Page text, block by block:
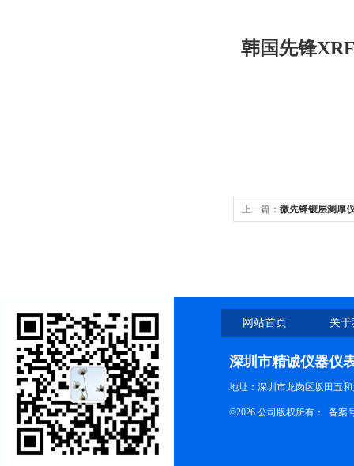
韩国先锋
上一篇： 微先锋镀层测厚
网站首页 关
深圳市精诚仪器仪
地址：深圳市龙岗区坂田五
©2026 公司版权所有： 备案